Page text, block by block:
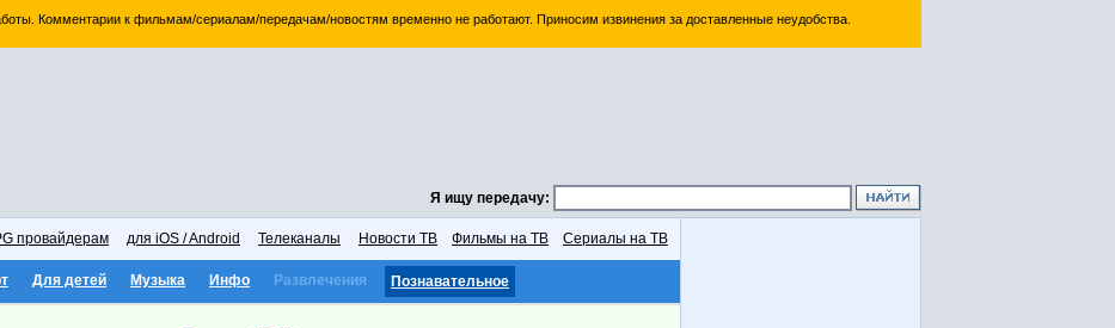
Комментарии к фильмам/сериалам/передачам/новостям временно не работают. Приносим извинения за доставленные неудобства.
Я ищу передачу:
провайдерам для iOS / Android Телеканалы Новости ТВ Фильмы на ТВ Сериалы на ТВ
Для детей Музыка Инфо Развлечения Познавательное